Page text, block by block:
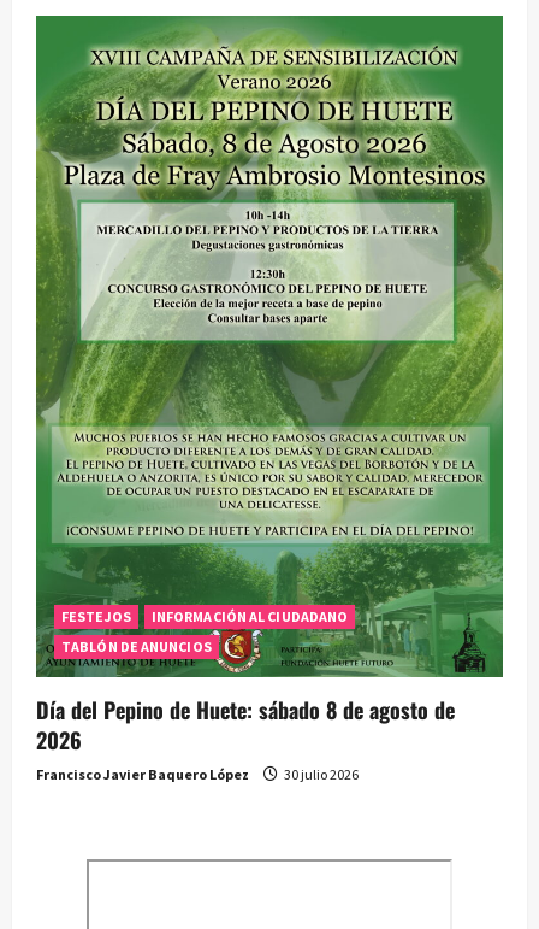
FESTEJOS
INFORMACIÓN AL CIUDADANO
TABLÓN DE ANUNCIOS
Día del Pepino de Huete: sábado 8 de agosto de
2026
Francisco Javier Baquero López 30 julio 2026